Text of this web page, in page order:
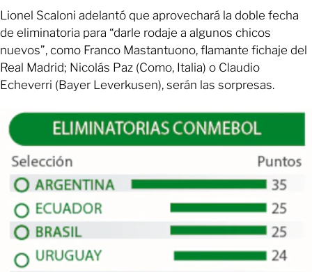
Lionel Scaloni adelantó que aprovechará la doble fecha
de eliminatoria para “darle rodaje a algunos chicos
nuevos”, como Franco Mastantuono, flamante fichaje del
Real Madrid; Nicolás Paz (Como, Italia) o Claudio
Echeverri (Bayer Leverkusen), serán las sorpresas.